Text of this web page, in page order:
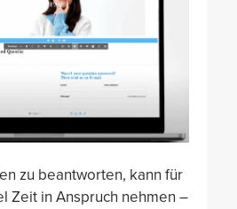
zu beantworten, kann für
Zeit in Anspruch nehmen –